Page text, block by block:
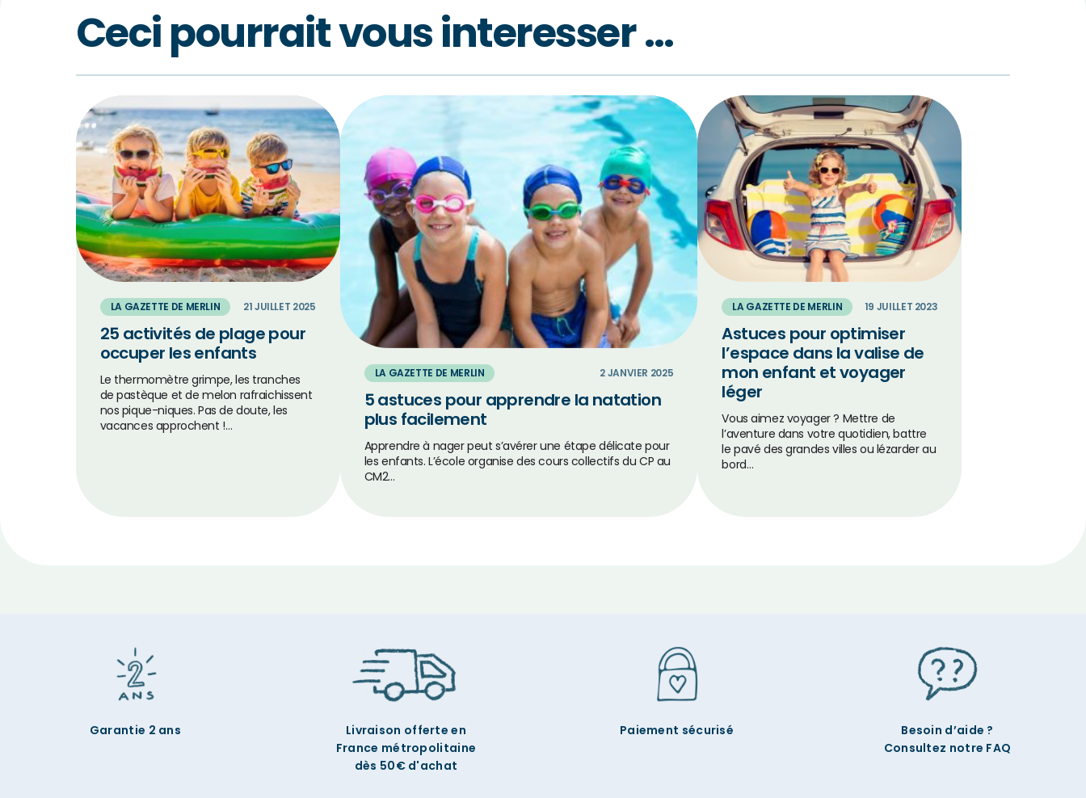
Ceci pourrait vous interesser …
LA GAZETTE DE MERLIN 21 JUILLET 2025
25 activités de plage pour
occuper les enfants
Le thermomètre grimpe, les tranches
de pastèque et de melon rafraichissent
nos pique-niques. Pas de doute, les
vacances approchent !…
LA GAZETTE DE MERLIN 2 JANVIER 2025
5 astuces pour apprendre la natation
plus facilement
Apprendre à nager peut s’avérer une étape délicate pour
les enfants. L’école organise des cours collectifs du CP au
CM2…
LA GAZETTE DE MERLIN 19 JUILLET 2023
Astuces pour optimiser
l’espace dans la valise de
mon enfant et voyager
léger
Vous aimez voyager ? Mettre de
l’aventure dans votre quotidien, battre
le pavé des grandes villes ou lézarder au
bord…
Garantie 2 ans
Livraison offerte en
France métropolitaine
dès 50€ d'achat
Paiement sécurisé
Besoin d’aide ?
Consultez notre FAQ